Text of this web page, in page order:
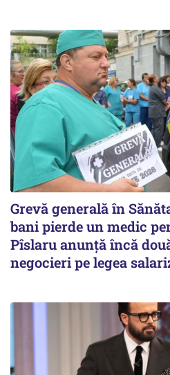
Grevă generală în
bani pierde un medic
Pîslaru anunță încă
negocieri pe legea